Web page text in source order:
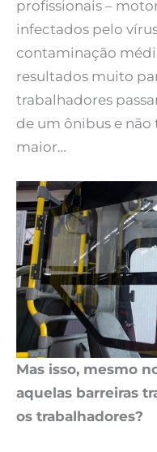
profissionais –
infectados pelo
contaminação
resultados muito
trabalhadores
de um ônibus e
maior…
Mas isso, mesmo
aquelas barreiras
os trabalhadores?